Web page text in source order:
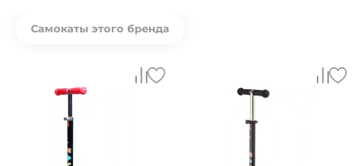
Самокаты этого бренда